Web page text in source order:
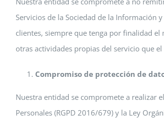
Servicios de la Sociedad de la Información
clientes, siempre que tenga por finalidad
otras actividades propias del servicio que
Compromiso de protección de
Nuestra entidad se compromete a realizar
Personales (RGPD 2016/679) y la Ley